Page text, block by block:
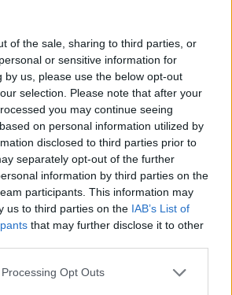
of the sale, sharing to third parties, or
or sensitive information for
by us, please use the below opt-out
selection. Please note that after your
you may continue seeing
on personal information utilized by
disclosed to third parties prior to
separately opt-out of the further
information by third parties on the
participants. This information may
us to third parties on the IAB’s List of
that may further disclose it to other
Opt Outs
til sjø og sport
Tennfjord -